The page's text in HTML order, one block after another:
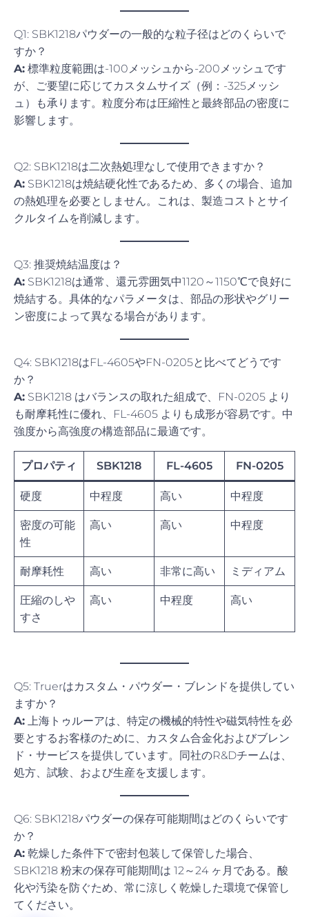
Q1: SBK1218パウダーの一般的な粒子径はどのくらいで
すか？
A: 標準粒度範囲は-100メッシュから-200メッシュです
が、ご要望に応じてカスタムサイズ（例：-325メッシ
ュ）も承ります。粒度分布は圧縮性と最終部品の密度に
影響します。
Q2: SBK1218は二次熱処理なしで使用できますか？
A: SBK1218は焼結硬化性であるため、多くの場合、追加
の熱処理を必要としません。これは、製造コストとサイ
クルタイムを削減します。
Q3: 推奨焼結温度は？
A: SBK1218は通常、還元雰囲気中1120～1150℃で良好に
焼結する。具体的なパラメータは、部品の形状やグリー
ン密度によって異なる場合があります。
Q4: SBK1218はFL-4605やFN-0205と比べてどうです
か？
A: SBK1218 はバランスの取れた組成で、FN-0205 より
も耐摩耗性に優れ、FL-4605 よりも成形が容易です。中
強度から高強度の構造部品に最適です。
プロパティ SBK1218 FL-4605 FN-0205
硬度 中程度 高い 中程度
密度の可能
性
高い 高い 中程度
耐摩耗性 高い 非常に高い ミディアム
圧縮のしや
すさ
高い 中程度 高い
Q5: Truerはカスタム・パウダー・ブレンドを提供してい
ますか？
A: 上海トゥルーアは、特定の機械的特性や磁気特性を必
要とするお客様のために、カスタム合金化およびブレン
ド・サービスを提供しています。同社のR&Dチームは、
処方、試験、および生産を支援します。
Q6: SBK1218パウダーの保存可能期間はどのくらいです
か？
A: 乾燥した条件下で密封包装して保管した場合、
SBK1218 粉末の保存可能期間は 12～24 ヶ月である。酸
化や汚染を防ぐため、常に涼しく乾燥した環境で保管し
てください。